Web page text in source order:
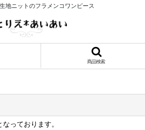
地ニットのフラメンコワンピース
商品検索
っております。